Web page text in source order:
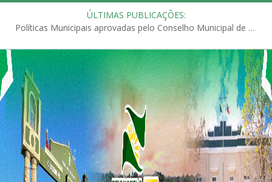
ÚLTIMAS PUBLICAÇÕES:
Políticas Municipais aprovadas pelo Conselho Municipal de Educação (CME)